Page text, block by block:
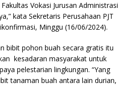
Vokasi Jurusan Administrasi
kata Sekretaris Perusahaan PJT
Minggu (16/06/2024).
bibit pohon buah secara gratis itu
kesadaran masyarakat untuk
pelestarian lingkungan. “Yang
tanaman buah antara lain durian,